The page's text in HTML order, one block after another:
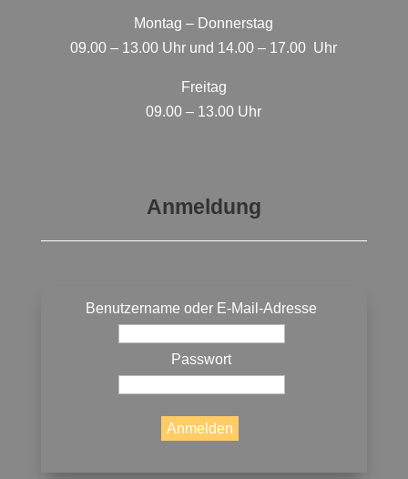
Montag – Donnerstag
09.00 – 13.00 Uhr und 14.00 – 17.00 Uhr
Freitag
09.00 – 13.00 Uhr
Anmeldung
Benutzername oder E-Mail-Adresse
Passwort